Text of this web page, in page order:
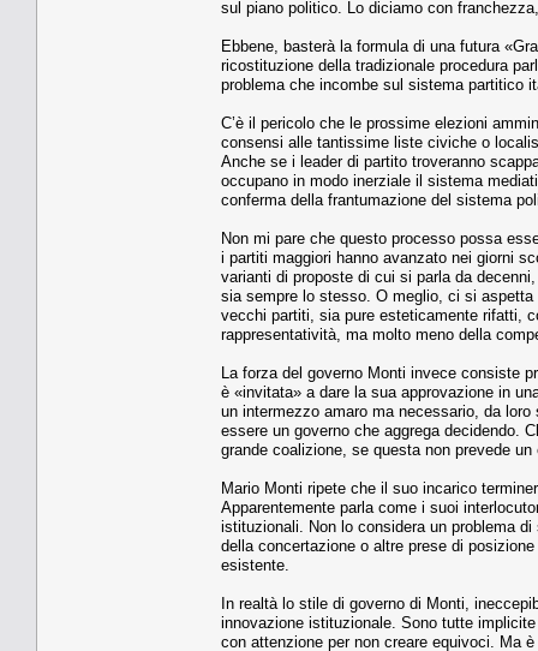
sul piano politico. Lo diciamo con
Ebbene, basterà la formula di una futura
ricostituzione della tradizionale procedura
problema che incombe sul sistema partitico
C’è il pericolo che le prossime elezioni
consensi alle tantissime liste civiche o
Anche se i leader di partito troveranno
occupano in modo inerziale il sistema
conferma della frantumazione del sistema
Non mi pare che questo processo possa
i partiti maggiori hanno avanzato nei giorni
varianti di proposte di cui si parla da
sia sempre lo stesso. O meglio, ci si aspetta
vecchi partiti, sia pure esteticamente rifatti,
rappresentatività, ma molto meno della
La forza del governo Monti invece consiste
è «invitata» a dare la sua approvazione in
un intermezzo amaro ma necessario, da
essere un governo che aggrega decidendo.
grande coalizione, se questa non prevede
Mario Monti ripete che il suo incarico
Apparentemente parla come i suoi
istituzionali. Non lo considera un problema
della concertazione o altre prese di
esistente.
In realtà lo stile di governo di Monti,
innovazione istituzionale. Sono tutte
con attenzione per non creare equivoci. Ma